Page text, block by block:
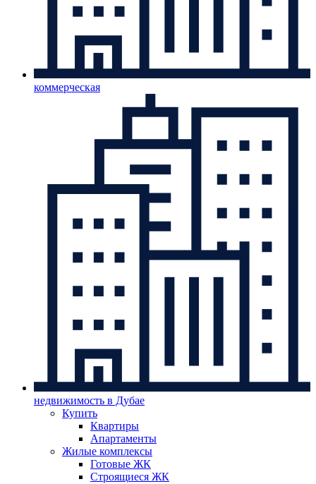
коммерческая
недвижимость в Дубае
Купить
Квартиры
Апартаменты
Жилые комплексы
Готовые ЖК
Строящиеся ЖК